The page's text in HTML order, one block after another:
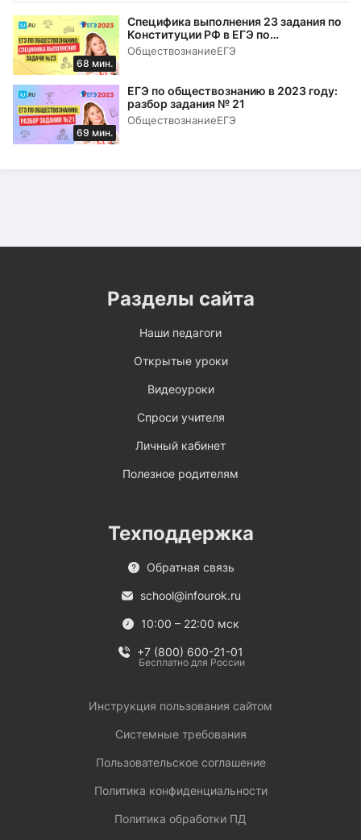
68 мин.
Специфика выполнения 23 задания по
Конституции РФ в ЕГЭ по
обществознанию в 2023 году
ОбществознаниеЕГЭ
69 мин.
ЕГЭ по обществознанию в 2023 году:
разбор задания № 21
ОбществознаниеЕГЭ
Разделы сайта
Наши педагоги
Открытые уроки
Видеоуроки
Спроси учителя
Личный кабинет
Полезное родителям
Техподдержка
Обратная связь
school@infourok.ru
10:00 – 22:00 мск
+7 (800) 600-21-01
Бесплатно для России
Инструкция пользования сайтом
Системные требования
Пользовательское соглашение
Политика конфиденциальности
Политика обработки ПД